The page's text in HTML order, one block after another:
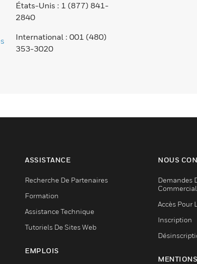
États-Unis : 1 (877) 841-
2840
International : 001 (480)
353-3020
ASSISTANCE
Recherche De Partenaires
Formation
Assistance Technique
Tutoriels De Sites Web
EMPLOIS
NOUS
Demandes
Accès Pour
Inscription